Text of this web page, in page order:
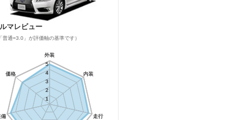
マレビュー
普通=3.0」が評価軸の基準です）
外装
内装
走行
備
価格
1
2
3
4
5
外装
内装
走行
備
価格
1
2
3
4
5